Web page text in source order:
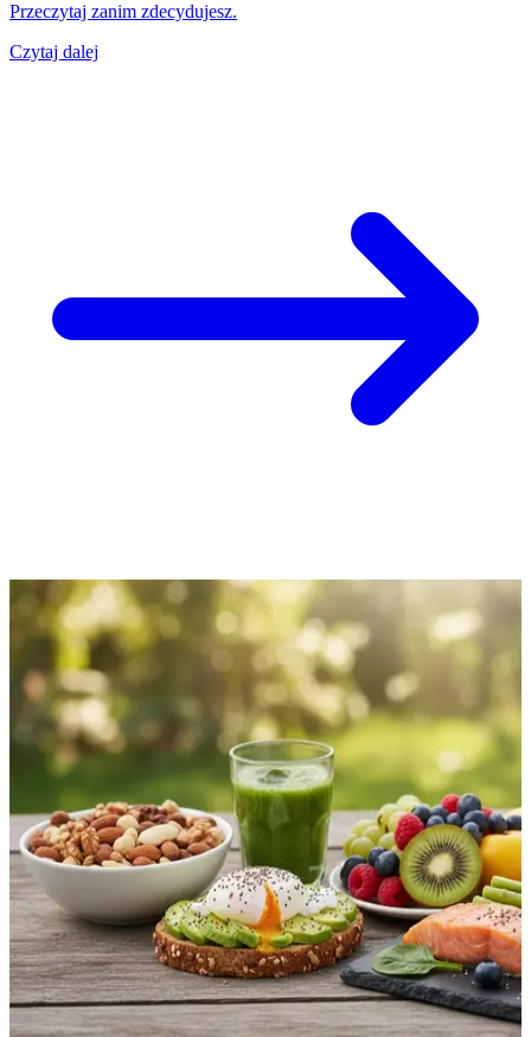
Przeczytaj zanim zdecydujesz.
Czytaj dalej